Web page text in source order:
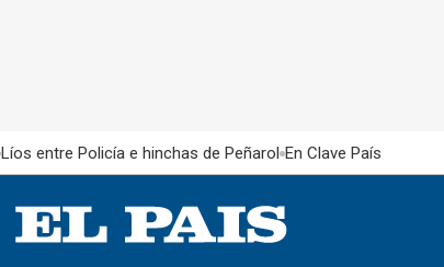
Líos entre Policía e hinchas de Peñarol En Clave País